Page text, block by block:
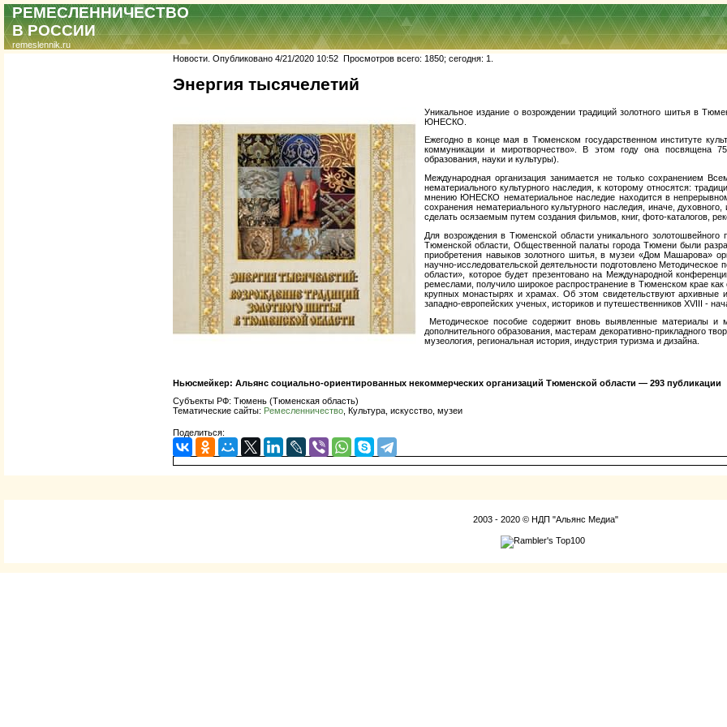
РЕМЕСЛЕННИЧЕСТВО
В РОССИИ
remeslennik.ru
Новости. Опубликовано 4/21/2020 10:52 Просмотров всего: 1850; сегодня: 1.
Энергия тысячелетий
Уникальное издание о возрождении традиций золотного шитья в
ЮНЕСКО.
Ежегодно в конце мая в Тюменском государственном институте
коммуникации и миротворчество». В этом году она посвящена
образования, науки и культуры).
Международная организация занимается не только сохранением
нематериального культурного наследия, к которому относятся:
мнению ЮНЕСКО нематериальное наследие находится в
сохранения нематериального культурного наследия, иначе,
сделать осязаемым путем создания фильмов, книг, фото-каталогов,
Для возрождения в Тюменской области уникального
Тюменской области, Общественной палаты города Тюмени были
приобретения навыков золотного шитья, в музеи «Дом Машарова»
научно-исследовательской деятельности подготовлено
области», которое будет презентовано на Международной
ремеслами, получило широкое распространение в Тюменском крае как
крупных монастырях и храмах. Об этом свидетельствуют архивные
западно-европейских ученых, историков и путешественников ХVIII -
Методическое пособие содержит вновь выявленные материалы
дополнительного образования, мастерам декоративно-прикладного
музеология, региональная история, индустрия туризма и дизайна.
Ньюсмейкер: Альянс социально-ориентированных некоммерческих организаций Тюменской области — 293 публикации
Субъекты РФ: Тюмень (Тюменская область)
Тематические сайты: Ремесленничество , Культура, искусство, музеи
Поделиться:
2003 - 2020 © НДП "Альянс Медиа"